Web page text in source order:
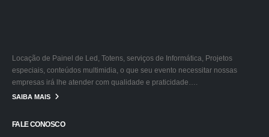
Locação de Painel de Led, Totens, serviços de Informática, Projetos
especiais, conteúdos multimidia, o que seu evento necessitar nossas
empresas irá lhe atender com qualidade e praticidade….
SAIBA MAIS
FALE CONOSCO